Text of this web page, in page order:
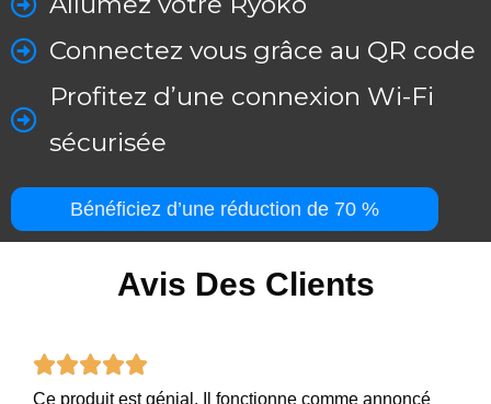
Connectez vous grâce au QR code
Profitez d’une connexion Wi-Fi
sécurisée
Bénéficiez d’une réduction de 70 %
Avis Des Clients

Ce produit est génial. Il fonctionne comme annoncé